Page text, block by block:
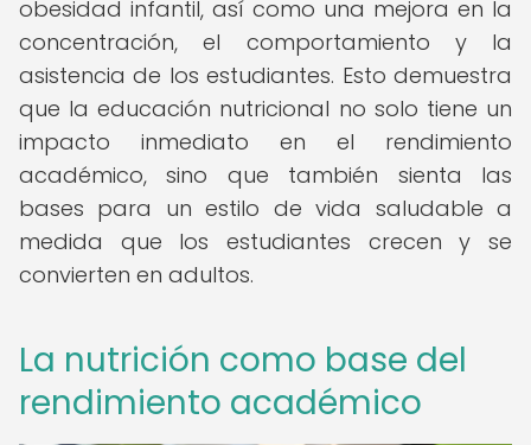
obesidad infantil, así como una mejora en la
concentración, el comportamiento y la
asistencia de los estudiantes. Esto demuestra
que la educación nutricional no solo tiene un
impacto inmediato en el rendimiento
académico, sino que también sienta las
bases para un estilo de vida saludable a
medida que los estudiantes crecen y se
convierten en adultos.
La nutrición como base del
rendimiento académico